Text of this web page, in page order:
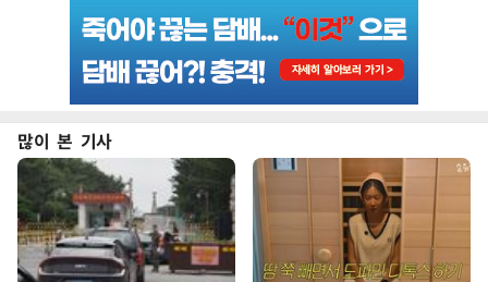
많이 본 기사